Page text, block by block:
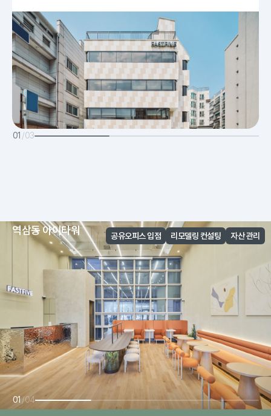
01 /03
서교동 상도빌딩 공유오피스 입점 리모델링 컨설팅 자산 관리
역삼동 아이타워 공유오피스 입점 리모델링 컨설팅 자산 관리
공유오피스 입점 리모델링 컨설팅 자산 관리
공유오피스 입점 리모델링 컨설팅 자산 관리
공유오피스 입점 리모델링 컨설팅 자산 관리
공유오피스 입점 리모델링 컨설팅 자산 관리
01/04